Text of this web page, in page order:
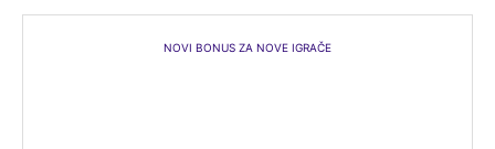
NOVI BONUS ZA NOVE IGRAČE